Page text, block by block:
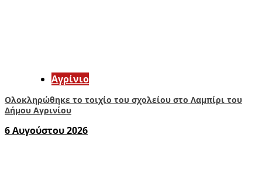
Aγρίνιο
Ολοκληρώθηκε το τοιχίο του σχολείου στο Λαμπίρι του
Δήμου Αγρινίου
6 Αυγούστου 2026